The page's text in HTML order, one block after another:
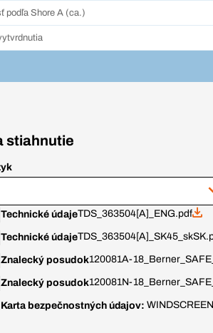
podľa Shore A (ca.)
stiahnutie
Technické údajeTDS_363504[A]_ENG.pdf
Technické údaje
Znalecký posudok120081A-
Znalecký posudok120081N-
Karta bezpečnostných údajov: